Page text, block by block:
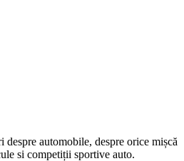
despre automobile, despre orice mișcă
si competiții sportive auto.